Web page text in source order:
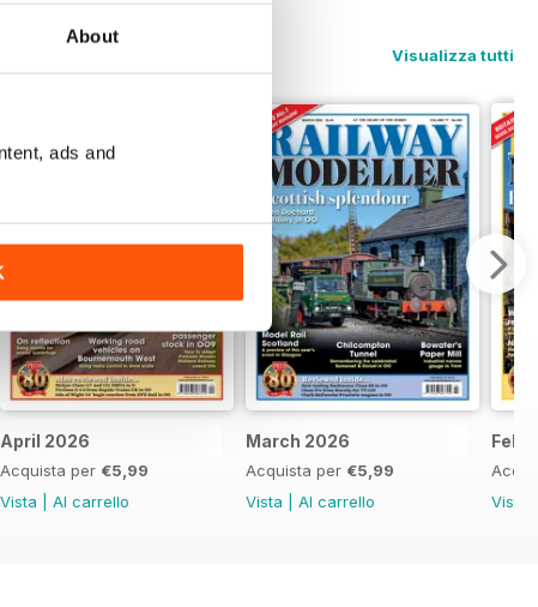
About
ads and
Visualizza tutti
April 2026
Acquista per €5,99
Vista
Al carrello
March 2026
Acquista per €5,99
Vista
Al carrello
Vista